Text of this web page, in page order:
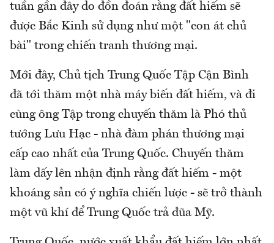
tuần gần đây do đồn đoán rằng đất hiếm sẽ
được Bắc Kinh sử dụng như một "con át chủ
bài" trong chiến tranh thương mại.
Mới đây, Chủ tịch Trung Quốc Tập Cận Bình
đã tới thăm một nhà máy biến đất hiếm, và đi
cùng ông Tập trong chuyến thăm là Phó thủ
tướng Lưu Hạc - nhà đàm phán thương mại
cấp cao nhất của Trung Quốc. Chuyến thăm
làm dấy lên nhận định rằng đất hiếm - một
khoáng sản có ý nghĩa chiến lược - sẽ trở thành
một vũ khí để Trung Quốc trả đũa Mỹ.